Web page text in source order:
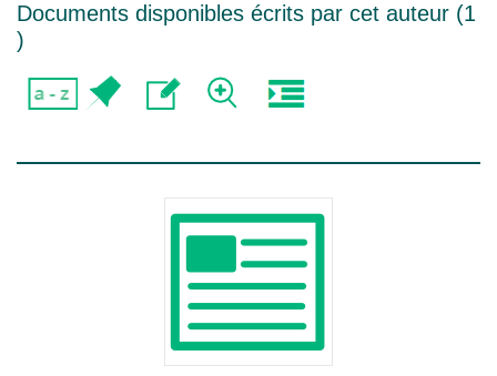
Documents disponibles écrits par cet auteur (1
)